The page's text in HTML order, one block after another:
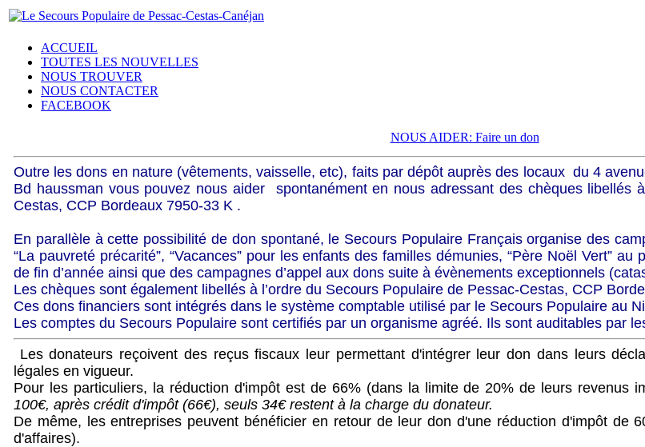
ACCUEIL
TOUTES LES NOUVELLES
NOUS TROUVER
NOUS CONTACTER
FACEBOOK
NOUS AIDER: Faire un don
Outre les dons en nature (vêtements, vaisselle, etc), faits par dépôt auprès des locaux du 4
Bd haussman vous pouvez nous aider spontanément en nous adressant des chèques libellés
Cestas, CCP Bordeaux 7950-33 K .
En parallèle à cette possibilité de don spontané, le Secours Populaire Français organise des
“La pauvreté précarité”, “Vacances” pour les enfants des familles démunies, “Père Noël Vert”
de fin d’année ainsi que des campagnes d’appel aux dons suite à évènements exceptionnels
Les chèques sont également libellés à l’ordre du Secours Populaire de Pessac-Cestas, CCP
Ces dons financiers sont intégrés dans le système comptable utilisé par le Secours Populaire au
Les comptes du Secours Populaire sont certifiés par un organisme agréé. Ils sont auditables par
Les donateurs reçoivent des reçus fiscaux leur permettant d'intégrer leur don dans leurs
légales en vigueur.
Pour les particuliers, la réduction d'impôt est de 66% (dans la limite de 20% de leurs revenus
100€, après crédit d'impôt (66€), seuls 34€ restent à la charge du donateur.
De même, les entreprises peuvent bénéficier en retour de leur don d'une réduction d'impôt de
d'affaires).